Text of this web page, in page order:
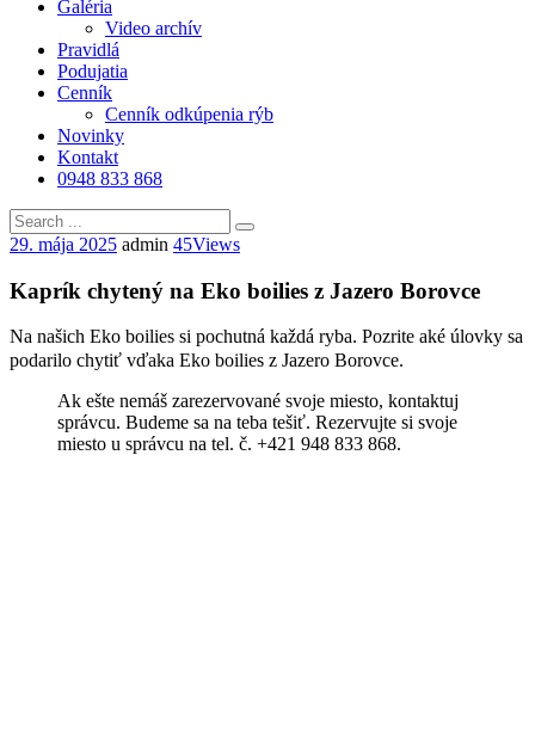
Galéria
Video archív
Pravidlá
Podujatia
Cenník
Cenník odkúpenia rýb
Novinky
Kontakt
0948 833 868
29. mája 2025 admin 45Views
Kaprík chytený na Eko boilies z Jazero Borovce
Na našich Eko boilies si pochutná každá ryba. Pozrite aké úlovky sa
podarilo chytiť vďaka Eko boilies z Jazero Borovce.
Ak ešte nemáš zarezervované svoje miesto, kontaktuj
správcu. Budeme sa na teba tešiť. Rezervujte si svoje
miesto u správcu na tel. č. +421 948 833 868.